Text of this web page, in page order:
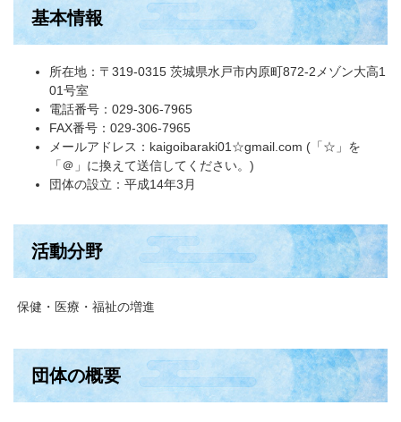
基本情報
所在地：〒319-0315 茨城県水戸市内原町872-2メゾン大高1
01号室
電話番号：029-306-7965
FAX番号：029-306-7965
メールアドレス：kaigoibaraki01☆gmail.com (「☆」を
「＠」に換えて送信してください。)
団体の設立：平成14年3月
活動分野
保健・医療・福祉の増進
団体の概要